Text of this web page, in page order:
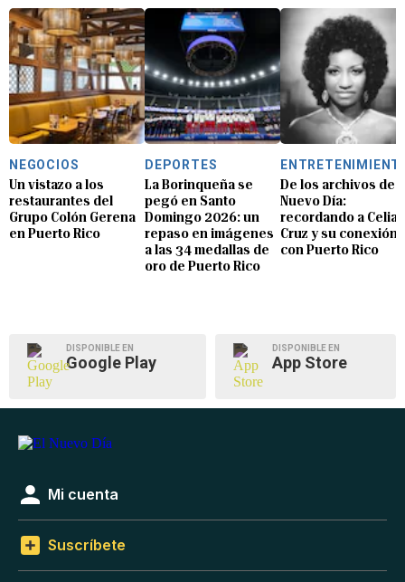
NEGOCIOS
Un vistazo a los
restaurantes del
Grupo Colón Gerena
en Puerto Rico
DEPORTES
La Borinqueña se
pegó en Santo
Domingo 2026: un
repaso en imágenes
a las 34 medallas de
oro de Puerto Rico
De los archivos de
Nuevo Día:
recordando a Celia
Cruz y su conexión
con Puerto Rico
DISPONIBLE EN
Google Play
DISPONIBLE EN
App Store
Mi cuenta
Suscríbete